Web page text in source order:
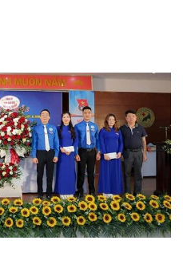
Hoạt động chuyên môn